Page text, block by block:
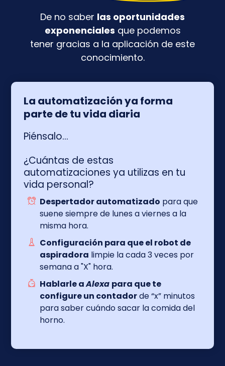
De no saber las oportunidades
exponenciales que podemos
tener gracias a la aplicación de este
conocimiento.
La automatización ya forma
parte de tu vida diaria
Piénsalo…
¿Cuántas de estas
automatizaciones ya utilizas en tu
vida personal?
Despertador automatizado para que
suene siempre de lunes a viernes a la
misma hora.
Configuración para que el robot de
aspiradora limpie la cada 3 veces por
semana a "X" hora.
Hablarle aAlexa para que te
configure un contadorde “x” minutos
para saber cuándo sacar la comida del
horno.